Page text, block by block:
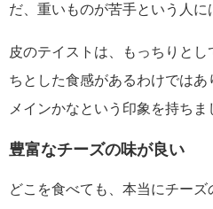
だ、重いものが苦手という人に
皮のテイストは、もっちりと
ちとした食感があるわけでは
メインかなという印象を持ちま
豊富なチーズの味が良い
どこを食べても、本当にチー